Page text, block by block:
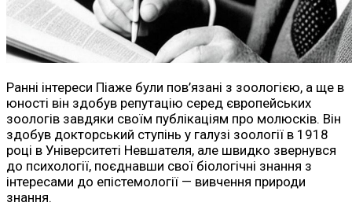
Ранні інтереси Піаже були пов’язані з зоологією, а ще в
юності він здобув репутацію серед європейських
зоологів завдяки своїм публікаціям про молюсків. Він
здобув докторський ступінь у галузі зоології в 1918
році в Університеті Невшателя, але швидко звернувся
до психології, поєднавши свої біологічні знання з
інтересами до епістемології — вивчення природи
знання.